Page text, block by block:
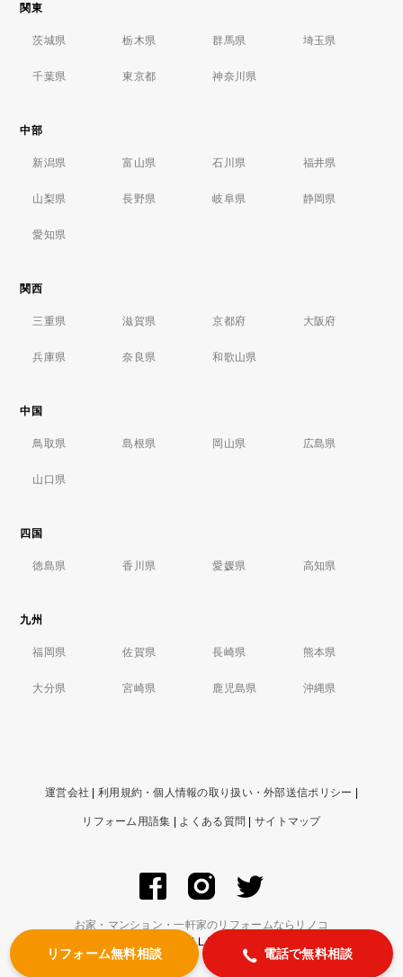
リフォーム無料相談 電話で無料相談
関東
茨城県 栃木県 群馬県 埼玉県
千葉県 東京都 神奈川県
中部
新潟県 富山県 石川県 福井県
山梨県 長野県 岐阜県 静岡県
愛知県
関西
三重県 滋賀県 京都府 大阪府
兵庫県 奈良県 和歌山県
中国
鳥取県 島根県 岡山県 広島県
山口県
四国
徳島県 香川県 愛媛県 高知県
九州
福岡県 佐賀県 長崎県 熊本県
大分県 宮崎県 鹿児島県 沖縄県
運営会社 利用規約・個人情報の取り扱い・外部送信ポリシー
リフォーム用語集 よくある質問 サイトマップ
お家・マンション・一軒家のリフォームならリノコ
© ZIGExN Co., Ltd. ALL RIGHTS RESERVED.